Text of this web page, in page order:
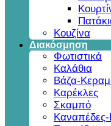
Κουζίνα
Διακόσμηση
Φωτιστικά
Καλάθια
Βάζα-
Καρέκλες
Σκαμπό